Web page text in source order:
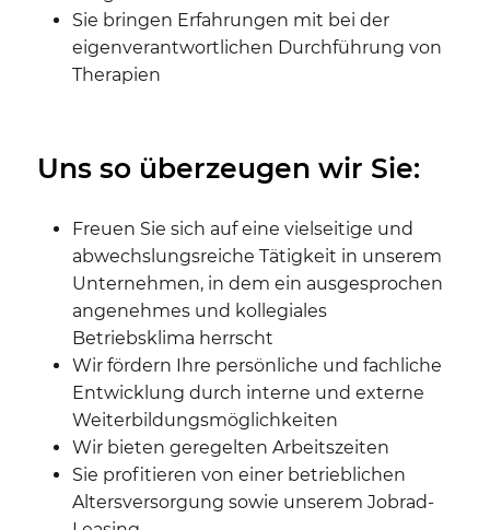
Sie bringen Erfahrungen mit bei der
eigenverantwortlichen Durchführung von
Therapien
Uns so überzeugen wir Sie:
Freuen Sie sich auf eine vielseitige und
abwechslungsreiche Tätigkeit in unserem
Unternehmen, in dem ein ausgesprochen
angenehmes und kollegiales
Betriebsklima herrscht
Wir fördern Ihre persönliche und fachliche
Entwicklung durch interne und externe
Weiterbildungsmöglichkeiten
Wir bieten geregelten Arbeitszeiten
Sie profitieren von einer betrieblichen
Altersversorgung sowie unserem Jobrad-